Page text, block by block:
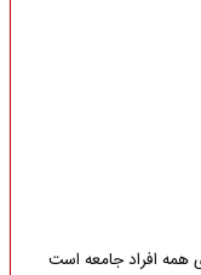
افراد جامعه است